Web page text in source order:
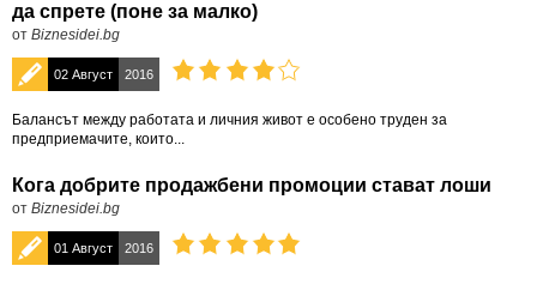
да спрете (поне за малко)
от Biznesidei.bg
02 Август 2016
Балансът между работата и личния живот е особено труден за
предприемачите, които...
Кога добрите продажбени промоции стават лоши
от Biznesidei.bg
01 Август 2016